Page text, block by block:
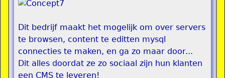
Dit bedrijf maakt het mogelijk om over servers
te browsen, content te editten mysql
connecties te maken, en ga zo maar door...
Dit alles doordat ze zo sociaal zijn hun klanten
een CMS te leveren!